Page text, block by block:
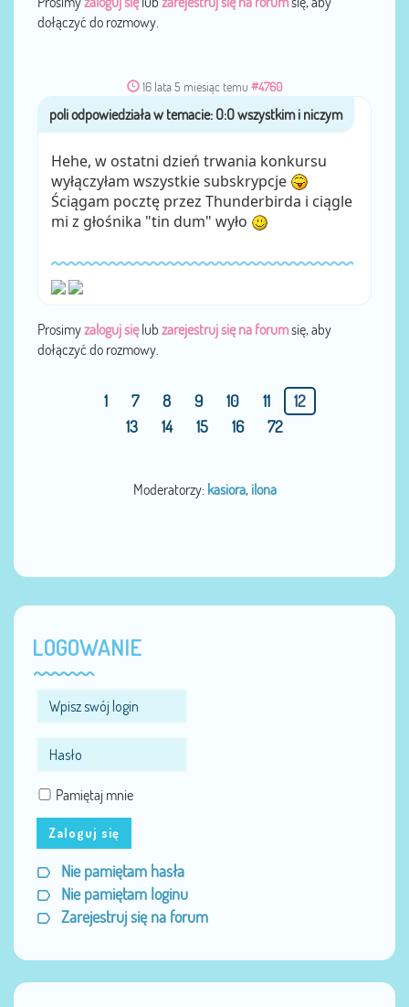
dołączyć do rozmowy.
16 lata 5 miesiąc temu #4760
przezpoli
Hehe, w ostatni dzień trwania konkursu
wyłączyłam wszystkie subskrypcje
Ściągam pocztę przez Thunderbirda i ciągle
mi z głośnika "tin dum" wyło
Prosimyzaloguj sięlub zarejestruj się na forumsię, aby
dołączyć do rozmowy.
1 7 8 9 10 11
12
13
14 15 16 72
Moderatorzy: kasiora, ilona
LOGOWANIE
Pamiętaj mnie
Zaloguj się
Nie pamiętam hasła
Nie pamiętam loginu
Zarejestruj się na forum